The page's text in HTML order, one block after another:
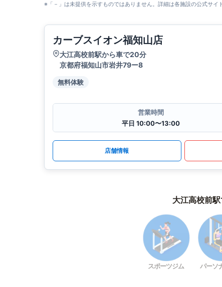
※「－」は未提供を示すものではありません。詳細は各施設の公式サイ
カーブスイオン福知山店
大江高校前駅から車で20分
京都府福知山市岩井79ー8
無料体験
営業時間
平日 10:00〜13:00
店舗情報
大江高校前
スポーツジム パーソ